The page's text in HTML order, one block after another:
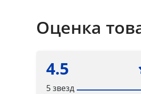
Оценка
4.5
5 звезд